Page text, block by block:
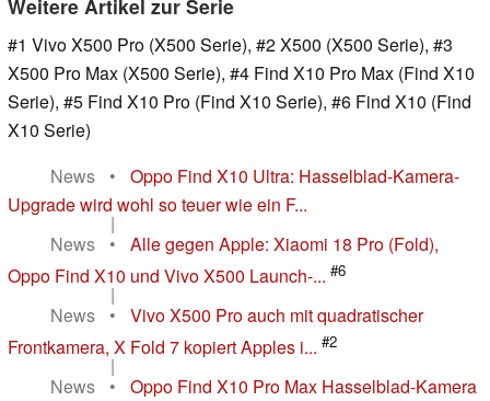
Weitere Artikel zur Serie
#1 Vivo X500 Pro (X500 Serie), #2 X500 (X500 Serie), #3
X500 Pro Max (X500 Serie), #4 Find X10 Pro Max (Find X10
Serie), #5 Find X10 Pro (Find X10 Serie), #6 Find X10 (Find
X10 Serie)
News
•
Oppo Find X10 Ultra: Hasselblad-Kamera-
Upgrade wird wohl so teuer wie ein F...
|
News
•
Alle gegen Apple: Xiaomi 18 Pro (Fold),
Oppo Find X10 und Vivo X500 Launch-... #6
|
News
•
Vivo X500 Pro auch mit quadratischer
Frontkamera, X Fold 7 kopiert Apples i... #2
|
News
•
Oppo Find X10 Pro Max Hasselblad-Kamera